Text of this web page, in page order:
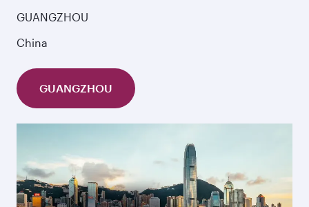
GUANGZHOU
China
GUANGZHOU